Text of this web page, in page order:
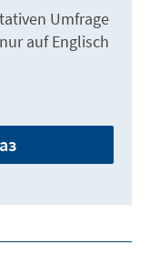
Umfrage
auf Englisch